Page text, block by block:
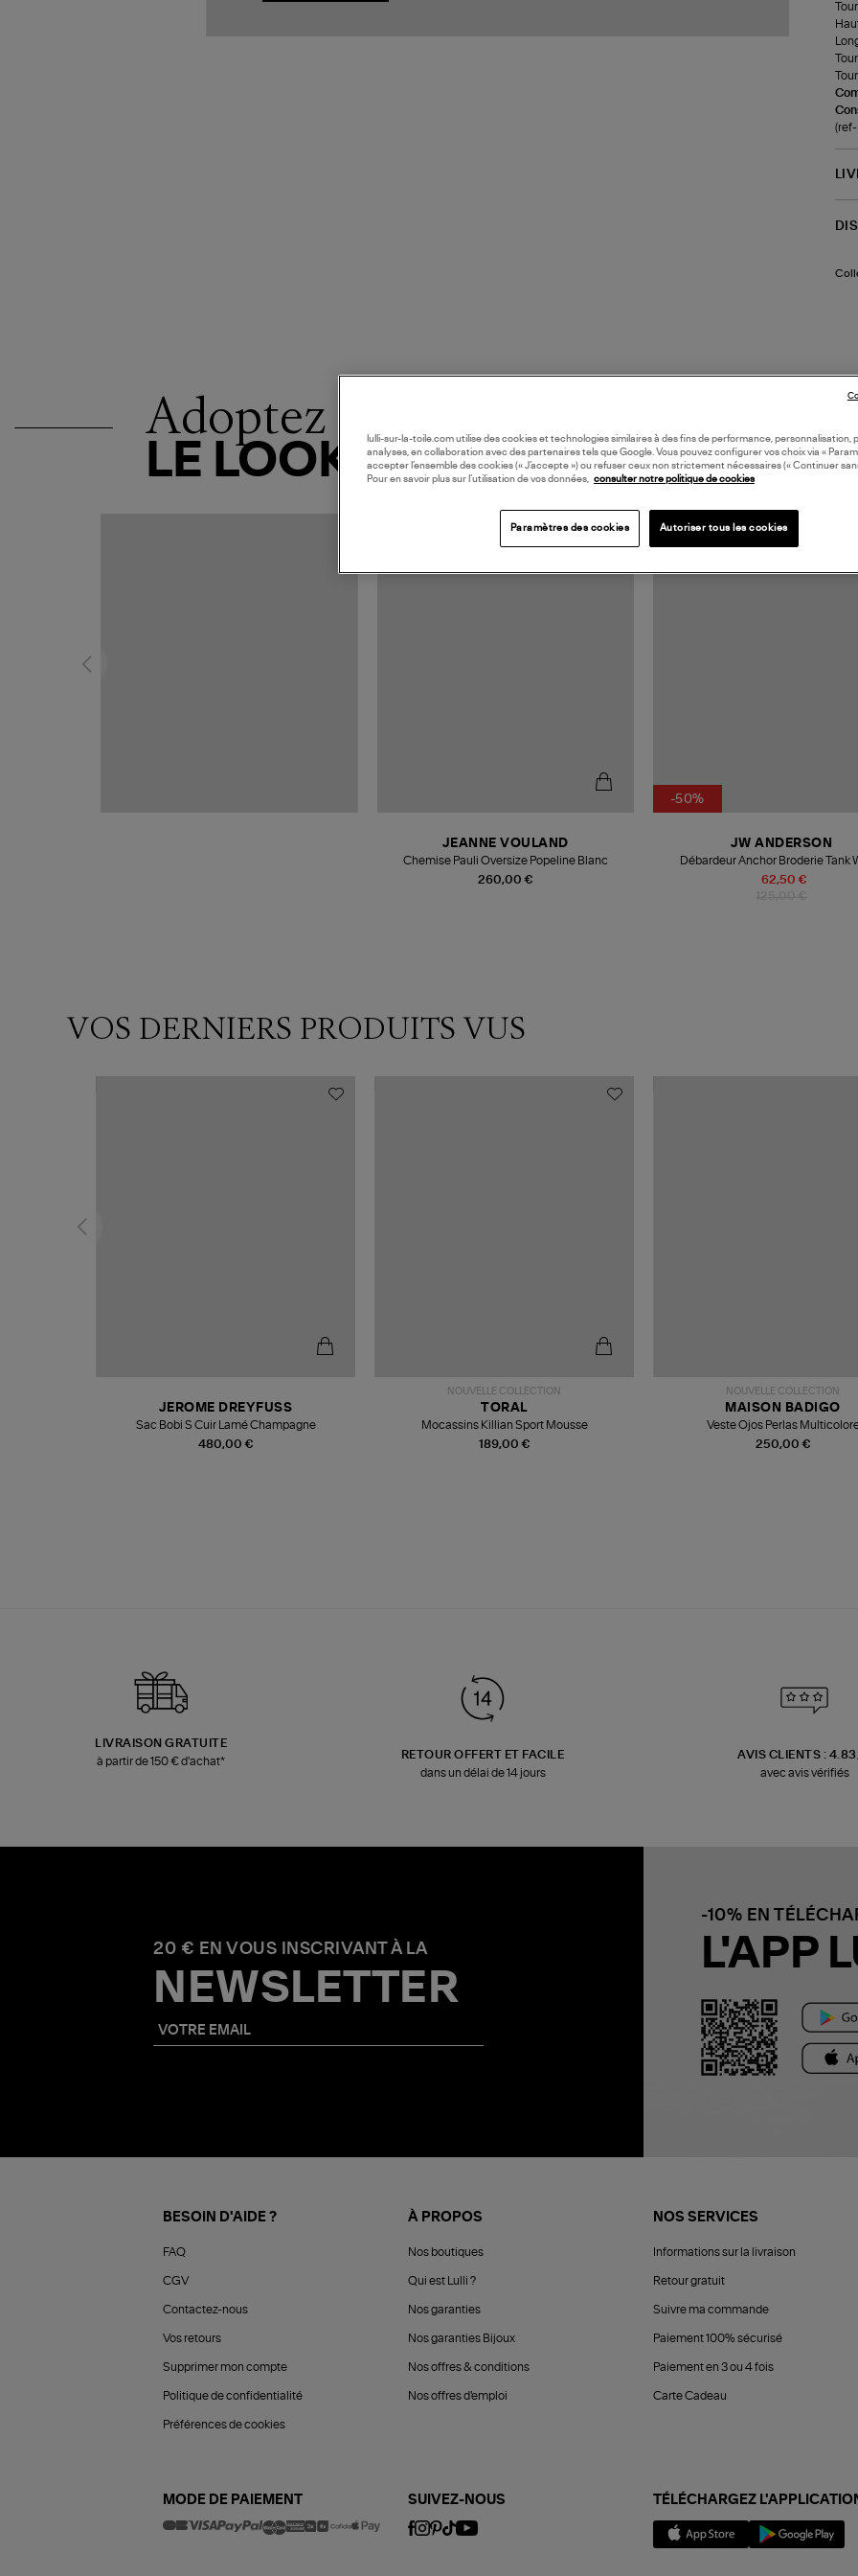
Adoptez
LE LOOK
260,00 €
JEANNE VOULAND
Chemise Pauli Oversize Popeline Blanc
-50%
62,50 €
JW ANDERSON
Débardeur Anchor Broderie Tank
VOS DERNIERS PRODUITS VUS
480,00 €
JEROME DREYFUSS
Sac Bobi S Cuir Lamé Champagne
NOUVELLE COLLECTION
189,00 €
TORAL
Mocassins Killian Sport Mousse
NOUVELLE COLLECTION
250,00 €
MAISON BADIGO
Veste Ojos Perlas
LIVRAISON GRATUITE
à partir de 150 € d'achat*
RETOUR OFFERT ET FACILE
dans un délai de 14 jours
AVIS CLIENTS :
avec avis vérifiés
20 € EN VOUS INSCRIVANT À LA
NEWSLETTER
-10% EN
L'APP
BESOIN D'AIDE ?
FAQ
CGV
Contactez-nous
Vos retours
Supprimer mon compte
Politique de confidentialité
Préférences de cookies
À PROPOS
Nos boutiques
Qui est Lulli ?
Nos garanties
Nos garanties Bijoux
Nos offres & conditions
Nos offres d'emploi
NOS SERVICES
Informations sur la livraison
Retour gratuit
Suivre ma commande
Paiement 100% sécurisé
Paiement en 3 ou 4 fois
Carte Cadeau
MODE DE PAIEMENT SUIVEZ-NOUS TÉLÉCHARGEZ
lulli-sur-la-toile.com utilise des cookies et technologies similaires à des fins de performance, personnalisation,
analyses, en collaboration avec des partenaires tels que Google. Vous pouvez configurer vos choix via «
accepter l’ensemble des cookies (« J’accepte ») ou refuser ceux non strictement nécessaires (« Continuer
Pour en savoir plus sur l’utilisation de vos données,
consulter notre politique de cookies
Paramètres des cookies Autoriser tous les cookies